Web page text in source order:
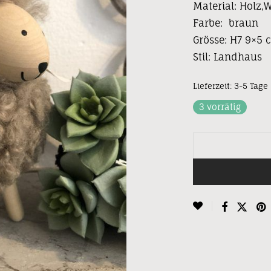
Material:
Farbe: braun
Grösse: H7 9×5
Stil: Landhaus
Lieferzeit: 3-5 Tage
3 vorrätig